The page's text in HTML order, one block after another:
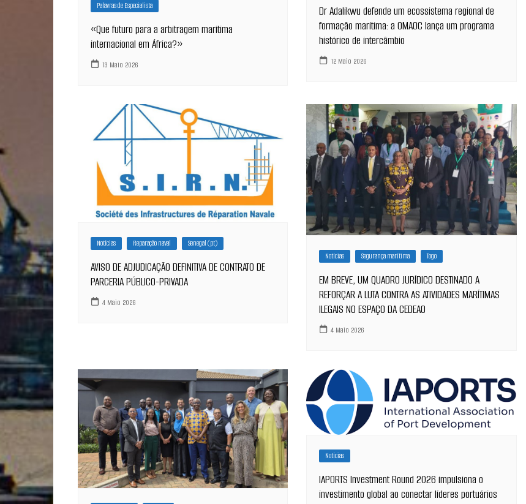
Palavras de Especialista
«Que futuro para a arbitragem marítima
internacional em África?»
13 Maio 2026
Dr Adalikwu defende um ecossistema regional de
formação marítima: a OMAOC lança um programa
histórico de intercâmbio
12 Maio 2026
Notícias Reparação naval Senegal (pt)
AVISO DE ADJUDICAÇÃO DEFINITIVA DE CONTRATO DE
PARCERIA PÚBLICO-PRIVADA
4 Maio 2026
Notícias Segurança marítima Togo
EM BREVE, UM QUADRO JURÍDICO DESTINADO A
REFORÇAR A LUTA CONTRA AS ATIVIDADES MARÍTIMAS
ILEGAIS NO ESPAÇO DA CEDEAO
4 Maio 2026
Notícias
IAPORTS Investment Round 2026 impulsiona o
investimento global ao conectar líderes portuários